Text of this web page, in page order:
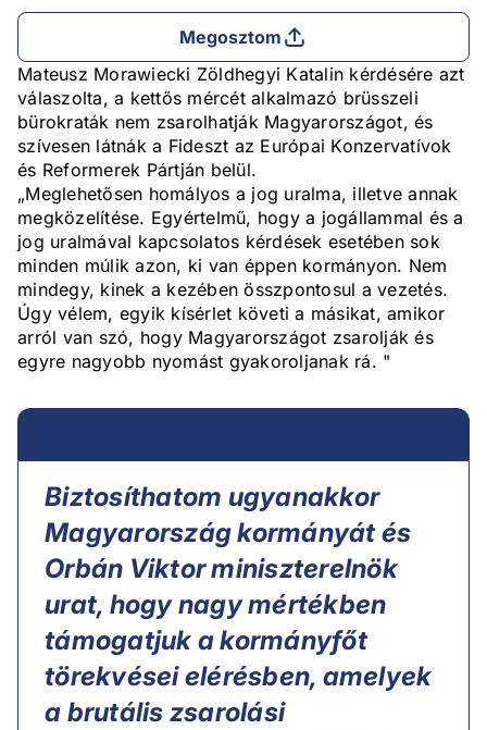
Megosztom
Mateusz Morawiecki Zöldhegyi Katalin kérdésére azt
válaszolta, a kettős mércét alkalmazó brüsszeli
bürokraták nem zsarolhatják Magyarországot, és
szívesen látnák a Fideszt az Európai Konzervatívok
és Reformerek Pártján belül.
„Meglehetősen homályos a jog uralma, illetve annak
megközelítése. Egyértelmű, hogy a jogállammal és a
jog uralmával kapcsolatos kérdések esetében sok
minden múlik azon, ki van éppen kormányon. Nem
mindegy, kinek a kezében összpontosul a vezetés.
Úgy vélem, egyik kísérlet követi a másikat, amikor
arról van szó, hogy Magyarországot zsarolják és
egyre nagyobb nyomást gyakoroljanak rá. "
Biztosíthatom ugyanakkor
Magyarország kormányát és
Orbán Viktor miniszterelnök
urat, hogy nagy mértékben
támogatjuk a kormányfőt
törekvései elérésben, amelyek
a brutális zsarolási